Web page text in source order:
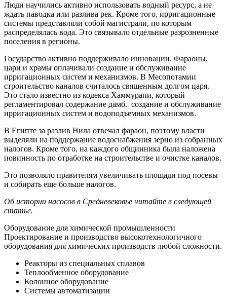
Люди научились активно использовать водный ресурс, а не
ждать паводка или разлива рек. Кроме того, ирригационные
системы представляли собой магистрали, по которым
распределялась вода. Это связывало отдельные разрозненные
поселения в регионы.
Государство активно поддерживало инновации. Фараоны,
цари и храмы оплачивали создание и обслуживание
ирригационных систем и механизмов. В Месопотамии
строительство каналов считалось священным долгом царя.
Это стало известно из кодекса Хаммурапи, который
регламентировал содержание дамб. создание и обслуживание
ирригационных систем и водоподъемных механизмов.
В Египте за разлив Нила отвечал фараон, поэтому власти
выделяли на поддержание водоснабжения зерно из собранных
налогов. Кроме того, на каждого общинника была наложена
повинность по отработке на строительстве и очистке каналов.
Это позволяло правителям увеличивать площади под посевы
и собирать еще больше налогов.
Об истории насосов в Средневековье читайте в следующей
статье.
Оборудование для химической промышленности
Проектирование и производство высокотехнологичного
оборудования для химических производств любой сложности.
Реакторы из специальных сплавов
Теплообменное оборудование
Колонное оборудование
Системы автоматизации